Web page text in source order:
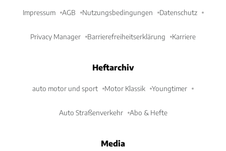
Impressum AGB Nutzungsbedingungen Datenschutz
Privacy Manager Barrierefreiheitserklärung Karriere
Heftarchiv
auto motor und sport Motor Klassik Youngtimer
Auto Straßenverkehr Abo & Hefte
Media